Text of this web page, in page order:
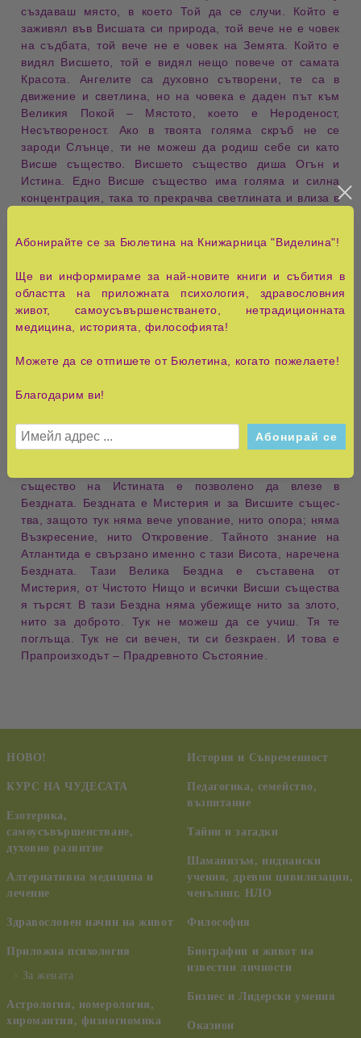
създаваш място, в което Той да се случи. Който е
заживял във Висшата си природа, той вече не е човек
на съдбата, той вече не е човек на Земята. Който е
видял Висшето, той е видял нещо повече от самата
Красота. Ангелите са духовно сътворени, те са в
движение и светлина, но на човека е даден път към
Великия Покой – Мястото, което е Нероденост,
Несътвореност. Ако в твоята голяма скръб не се
зароди Слънце, ти не можеш да родиш себе си като
Висше същество. Висшето същество диша Огън и
Истина. Едно Висше същество има голяма и силна
концентрация, така то прекрачва светлината и влиза в
си да влезе в Същността на Бога. Висшите същества
– Бог. Всички Висши същества се опират на Диханието
на Бога; само Той се опира на Себе Си. Висшето
същество е видяло Бога и е останало изумено за цял
живот. Висшето същество търси Бога и в мрака на
Висшите същества са изпълнени с еликсира на
Висшите същества, там, където се събират Боговете,
и то е Безд­ната. Тук и самите Богове имат безгранично
обожание. Това и за тях е един неразбираем трепет,
същество на Истината е позволено да влезе в
Бездната. Бездната е Мистерия и за Висшите същес­
тва, защото тук няма вече упование, нито опора; няма
Възкресение, нито Откровение. Тайното знание на
Атлантида е свързано именно с тази Висота, наречена
Бездната. Тази Велика Бездна е съставена от
Мистерия, от Чистото Нищо и всички Висши същес­тва
я търсят. В тази Бездна няма убежище нито за злото,
нито за доброто. Тук не можеш да се учиш. Тя те
поглъща. Тук не си вечен, ти си безкраен. И това е
Прапроизходът – Прадревното Състояние.
НОВО!
КУРС НА ЧУДЕСАТА
Езотерика,
самоусъвършенстване,
духовно развитие
Алтернативна медицина и
лечение
Здравословен начин на живот
Приложна психология
За жената
Астрология, номерология,
хиромантия, физиогномика
История и Съвременност
Педагогика, семейство,
възпитание
Тайни и загадки
Шаманизъм, индиански
учения, древни цивилизации,
ченълинг, НЛО
Философия
Биографии и живот на
известни личности
Бизнес и Лидерски умения
Оказион
Абонирайте се за Бюлетина на Книжарница "Виделина"!
Ще ви информираме за най-новите книги и събития в
областта на приложната психология, здравословния
живот, самоусъвършенстването, нетрадиционната
медицина, историята, философията!
Можете да се отпишете от Бюлетина, когато пожелаете!
Благодарим ви!